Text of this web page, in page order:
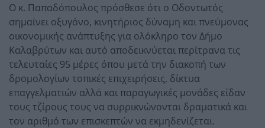
Ο κ. Παπαδόπουλος πρόσθεσε ότι ο Οδοντωτός
σημαίνει οξυγόνο, κινητήριος δύναμη και πνεύμονας
οικονομικής ανάπτυξης για ολόκληρο τον Δήμο
Καλαβρύτων και αυτό αποδεικνύεται περίτρανα τις
τελευταίες 95 μέρες όπου μετά την διακοπή των
δρομολογίων τοπικές επιχειρήσεις, δίκτυα
επαγγελματιών αλλά και παραγωγικές μονάδες είδαν
τους τζίρους τους να συρρικνώνονται δραματικά και
τον αριθμό των επισκεπτών να εκμηδενίζεται.